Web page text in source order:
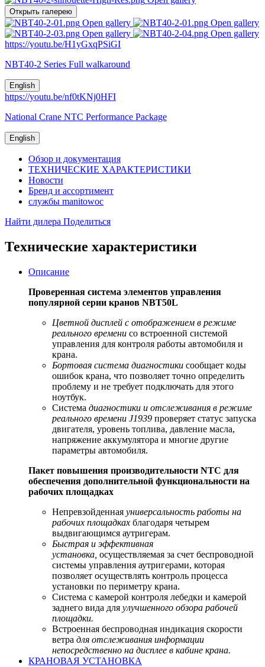
Открыть галерею
Open gallery
Open gallery
Open gallery
Open gallery
https://youtu.be/H1yGxqPSiGI
NBT40-2 Series Full walkaround
English
https://youtu.be/nf0tKNj0HFI
National Crane NTC Performance Package
English
Обзор и документация
ТЕХНИЧЕСКИЕ ХАРАКТЕРИСТИКИ
Новости
Бренд и ассортимент
службы manitowoc
Найти дилера Поделиться
Технические характеристики
Описание
Проверенная система элементов управления
популярной серии кранов NBT50L
Цветной дисплей с отображением в режиме
реального времени со встроенной системой
управления для контроля работы автомобиля и
крана.
Бортовая система диагностики сообщает коды
ошибок крана, что позволяет точно определить
проблему и не требует подключать для этого
ноутбук.
Система диагностики и отслеживания в режиме
реального времени J1939 проверяет статус запуска
двигателя, уровень топлива, давление масла,
напряжение аккумулятора и многие другие
параметры автомобиля.
Пакет повышения производительности NTC для
обеспечения дополнительной функциональности на
рабочих площадках
Непревзойденная универсальность работы на
рабочих площадках благодаря четырем
выдвигающимся аутригерам.
Быстрая и эффективная
установка, осуществляемая за счет беспроводной
системы управления аутригерами, которая
позволяет осуществлять контроль процесса
установки по периметру крана.
Система с камерой контроля лебедки и камерой
заднего вида для улучшенного обзора рабочей
площадки.
Встроенная беспроводная индикация скорости
ветра для отслеживания информации
непосредственно на дисплее в кабине крана.
КРАНОВАЯ УСТАНОВКА